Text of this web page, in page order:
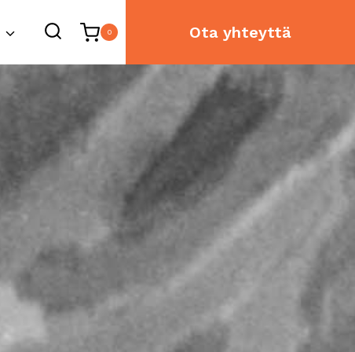
0 Ota yhteyttä